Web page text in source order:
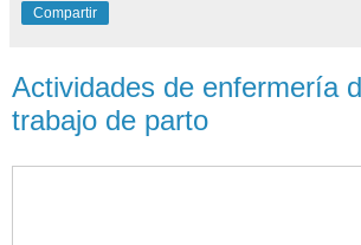
Compartir
Actividades de enfermería
trabajo de parto